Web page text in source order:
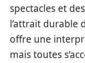
spectacles et
l’attrait durable
offre une
mais toutes